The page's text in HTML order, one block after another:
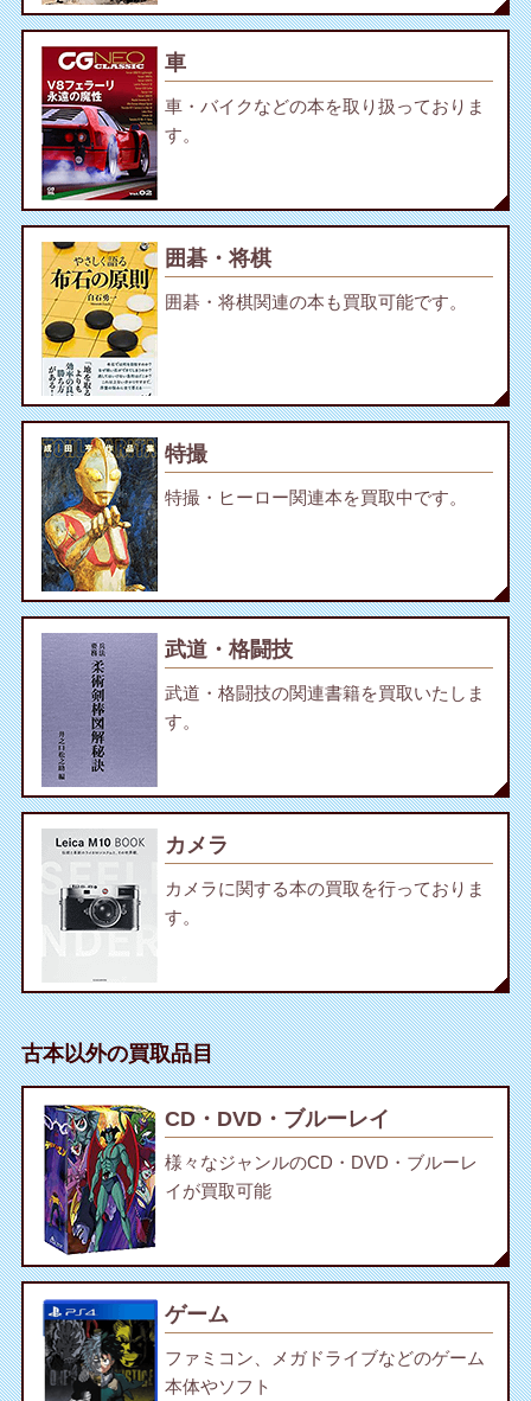
車
車・バイクなどの本を取り扱っておりま
す。
囲碁・将棋
囲碁・将棋関連の本も買取可能です。
特撮
特撮・ヒーロー関連本を買取中です。
武道・格闘技
武道・格闘技の関連書籍を買取いたしま
す。
カメラ
カメラに関する本の買取を行っておりま
す。
古本以外の買取品目
CD・DVD・ブルーレイ
様々なジャンルのCD・DVD・ブルーレ
イが買取可能
ゲーム
ファミコン、メガドライブなどのゲーム
本体やソフト